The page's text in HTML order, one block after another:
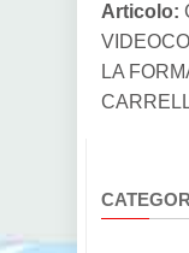
Articolo:
LA